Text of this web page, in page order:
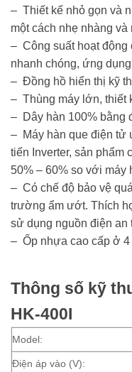
– Thiết kế nhỏ gọn và
một cách nhẹ nhàng và
– Công suất hoạt động
nhanh chóng, ứng
– Đồng hồ hiển thị kỹ
– Thùng máy lớn, thiết
– Dây hàn 100% bằng
– Máy hàn que điện tử
tiến Inverter, sản phẩm
50% – 60% so với máy
– Có chế độ bảo vệ
trường ẩm ướt. Thích
sử dụng nguồn điện an
– Ốp nhựa cao cấp ở 4
Thông số kỹ
HK-400I
Model:
Điện áp vào (V):